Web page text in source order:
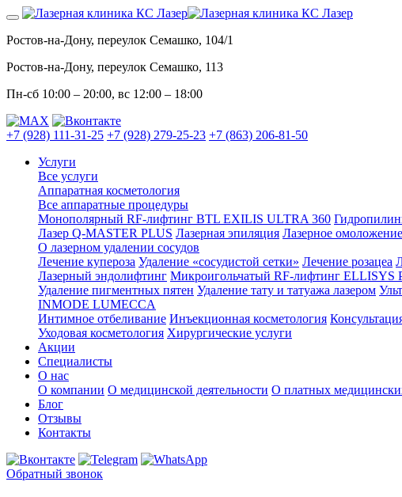
Ростов-на-Дону, переулок Семашко, 104/1
Ростов-на-Дону, переулок Семашко, 113
Пн-сб 10:00 – 20:00, вс 12:00 – 18:00
+7 (928) 111-31-25 +7 (928) 279-25-23 +7 (863) 206-81-50
Услуги
Все услуги
Аппаратная косметология
Все аппаратные процедуры
Монополярный RF-лифтинг BTL EXILIS ULTRA 360
Лазер Q-MASTER PLUS Лазерная эпиляция Лазерное
О лазерном удалении сосудов
Лечение купероза Удаление «сосудистой сетки» Лечение розацеа
Лазерный эндолифтинг Микроигольчатый RF-лифтинг ELLISYS
Удаление пигментных пятен Удаление тату и татуажа лазером
INMODE LUMECCA
Интимное отбеливание Инъекционная косметология
Уходовая косметология Хирургические услуги
Акции
Специалисты
О нас
О компании О медицинской деятельности О платных
Блог
Отзывы
Контакты
Обратный звонок